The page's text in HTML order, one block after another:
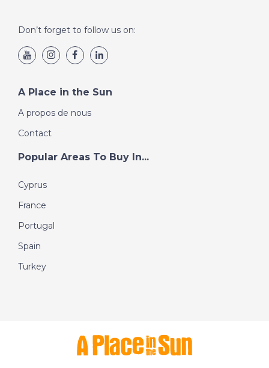
Don’t forget to follow us on:
A Place in the Sun
A propos de nous
Contact
Popular Areas To Buy In...
Cyprus
France
Portugal
Spain
Turkey